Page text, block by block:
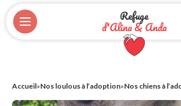
Refuge
d'Alina & Anda
Accueil»Nos loulous à l’adoption»Nos chiens à